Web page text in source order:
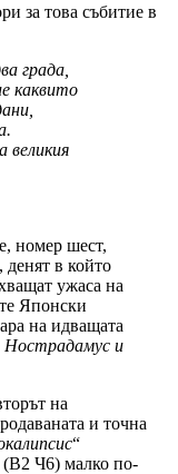
за това събитие в
града,
каквито
великия
номер шест,
в който
ужаса на
Японски
на идващата
Нострадамус и
на
и точна
“
(В2 Ч6) малко по-